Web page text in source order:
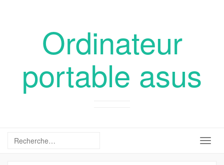
Ordinateur
portable asus